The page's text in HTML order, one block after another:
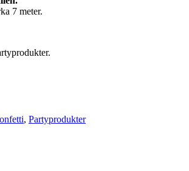
7 meter.
, Party­­produkter